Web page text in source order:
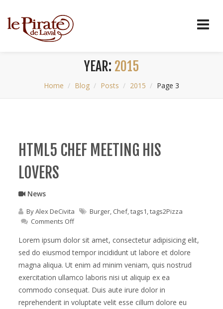
YEAR: 2015
Home Blog Posts 2015 Page 3
HTML5 CHEF MEETING HIS
LOVERS
News
ByAlex DeCivita Burger, Chef,tags1,tags2Pizza
Comments Offon
Chef
his
lovers
Lorem ipsum dolor sit amet, consectetur adipisicing elit,
sed do eiusmod tempor incididunt ut labore et dolore
magna aliqua. Ut enim ad minim veniam, quis nostrud
exercitation ullamco laboris nisi ut aliquip ex ea
commodo consequat. Duis aute irure dolor in
reprehenderit in voluptate velit esse cillum dolore eu